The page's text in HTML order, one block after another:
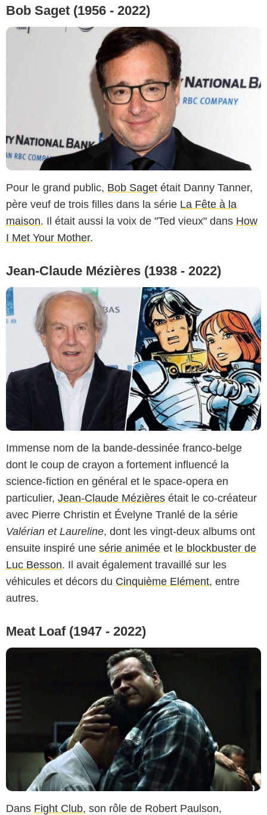
Bob Saget (1956 - 2022)
Pour le grand public, Bob Saget était Danny Tanner,
père veuf de trois filles dans la série La Fête à la
maison. Il était aussi la voix de "Ted vieux" dans How
I Met Your Mother.
Jean-Claude Mézières (1938 - 2022)
Immense nom de la bande-dessinée franco-belge
dont le coup de crayon a fortement influencé la
science-fiction en général et le space-opera en
particulier, Jean-Claude Mézières était le co-créateur
avec Pierre Christin et Évelyne Tranlé de la série
Valérian et Laureline, dont les vingt-deux albums ont
ensuite inspiré une série animée et le blockbuster de
Luc Besson. Il avait également travaillé sur les
véhicules et décors du Cinquième Elément, entre
autres.
Meat Loaf (1947 - 2022)
Regency Enterprises
Dans Fight Club, son rôle de Robert Paulson,